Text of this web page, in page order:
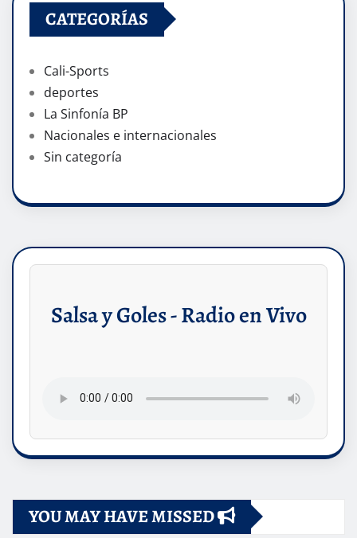
CATEGORÍAS
Cali-Sports
deportes
La Sinfonía BP
Nacionales e internacionales
Sin categoría
Salsa y Goles - Radio en Vivo
YOU MAY HAVE MISSED